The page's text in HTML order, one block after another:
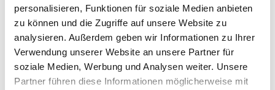
personalisieren, Funktionen für soziale Medien anbieten
zu können und die Zugriffe auf unsere Website zu
analysieren. Außerdem geben wir Informationen zu Ihrer
Verwendung unserer Website an unsere Partner für
soziale Medien, Werbung und Analysen weiter. Unsere
Partner führen diese Informationen möglicherweise mit